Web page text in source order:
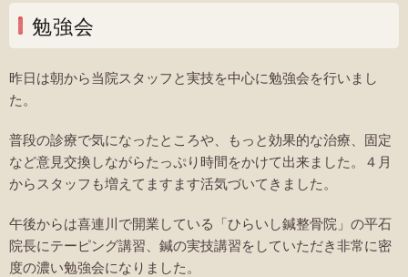
勉強会
昨日は朝から当院スタッフと実技を中心に勉強会を行いまし
た。
普段の診療で気になったところや、もっと効果的な治療、固定
など意見交換しながらたっぷり時間をかけて出来ました。４月
からスタッフも増えてますます活気づいてきました。
午後からは喜連川で開業している「ひらいし鍼整骨院」の平石
院長にテーピング講習、鍼の実技講習をしていただき非常に密
度の濃い勉強会になりました。